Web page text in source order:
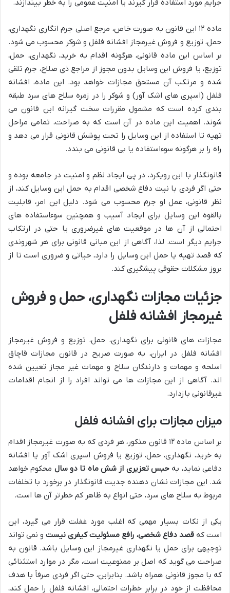
جرایم مورد استفاده قرار گیرند یا امنیت عمومی را به خطر بیندازند.
ماده ۱۲ این قانون به صورت خاص، مرجع اصلی جرم انگاری نگهداری،
حمل، توزیع و فروش غیرمجاز افشانه فلفل و شوکر محسوب می شود.
بر اساس این ماده قانونی، هرگونه اقدام به خرید، نگهداری، حمل،
توزیع، یا فروش این وسایل بدون مجوز از مراجع ذی صلاح، جرم تلقی
شده و مرتکب آن مستحق مجازات خواهد بود. این ماده، افشانه
فلفل (اسپری های اشک آور) و شوکر را در زمره سلاح های سرد طبقه
بندی کرده است که مشمول مقررات سخت گیرانه این قانون می
شوند. اهمیت این ماده در آن است که به صراحت، تمامی مراحل
تهیه تا استفاده از این وسایل را تحت پوشش قانونی قرار می دهد و
راه را بر هرگونه سوءاستفاده یا بی قانونی می بندد.
قانونگذار با این رویکرد، در پی ایجاد نظم و امنیت در جامعه بوده و
حتی اگر فردی با نیت دفاع شخصی اقدام به حمل این وسایل کند، از
نظر قانونی، عمل او جرم محسوب می شود. دلیل این امر، قابلیت
بالقوه این وسایل برای ایجاد آسیب و همچنین سوءاستفاده های
احتمالی از آن ها در موقعیت های غیرضروری یا حتی در ارتکاب
جرایم دیگر است. لذا، آگاهی از این مبانی قانونی برای هر شهروندی
که قصد تهیه یا حمل این وسایل را دارد، حیاتی و ضروری است تا از
بروز مشکلات حقوقی پیشگیری کند.
جزئیات مجازات نگهداری، حمل و فروش
غیرمجاز افشانه فلفل
مجازات های قانونی برای نگهداری، حمل، توزیع و فروش غیرمجاز
افشانه فلفل در ایران، به صورت صریح در قانون مجازات قاچاق
اسلحه و مهمات و دارندگان سلاح و مهمات غیر مجاز تعیین شده
اند. آگاهی از این مجازات ها می تواند افراد را از انجام اقدامات
غیرقانونی بازدارد.
میزان مجازات برای افشانه فلفل
بر اساس ماده ۱۲ قانون مذکور، هر فردی که به صورت غیرمجاز اقدام
به خرید، نگهداری، حمل، توزیع یا فروش اسپری اشک آور یا افشانه
دفاعی نماید، به حبس تعزیری از شش ماه تا دو سال محکوم خواهد
شد. این مجازات نشان دهنده جدیت قانونگذار در برخورد با تخلفات
مربوط به سلاح های سرد، حتی انواع به ظاهر کم خطرتر آن ها است.
یکی از نکات بسیار مهمی که اغلب مورد غفلت قرار می گیرد، این
است که قصد دفاع شخصی، رافع مسئولیت کیفری نیست و نمی تواند
توجیهی برای حمل یا نگهداری غیرمجاز این وسایل باشد. قانون به
صراحت می گوید که اصل بر ممنوعیت است، مگر در موارد استثنائی
که با مجوز قانونی همراه باشد. بنابراین، حتی اگر فردی صرفاً با هدف
محافظت از خود در برابر خطرات احتمالی، افشانه فلفل را حمل کند،